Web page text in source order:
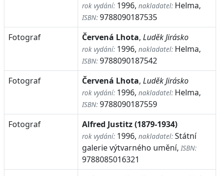
rok vydání: 1996, nakladatel: Helma,
ISBN: 9788090187535
Fotograf
Červená Lhota, Luděk Jirásko
rok vydání: 1996, nakladatel: Helma,
ISBN: 9788090187542
Fotograf
Červená Lhota, Luděk Jirásko
rok vydání: 1996, nakladatel: Helma,
ISBN: 9788090187559
Fotograf
Alfred Justitz (1879-1934)
rok vydání: 1996, nakladatel: Státní
galerie výtvarného umění, ISBN:
9788085016321